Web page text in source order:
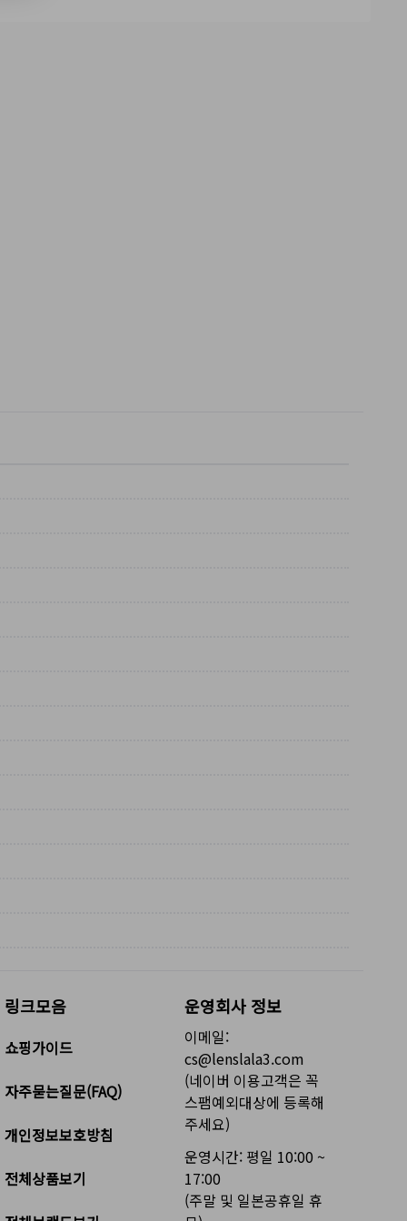
링크모음
쇼핑가이드
자주묻는질문(FAQ)
개인정보보호방침
전체상품보기
운영회사 정보
이메일:
cs@lenslala3.com
(네이버 이용고객은 꼭
스팸예외대상에 등록해
주세요)
운영시간: 평일 10:00 ~
17:00
(주말 및 일본공휴일 휴